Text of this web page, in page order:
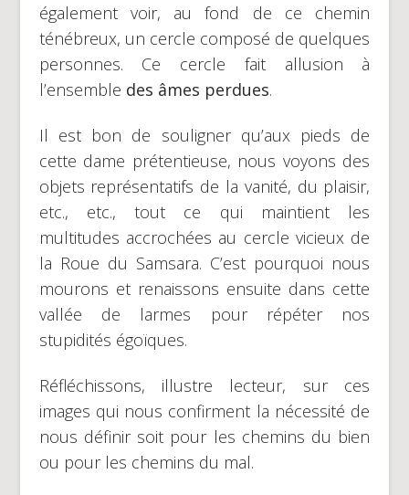
également voir, au fond de ce chemin
ténébreux, un cercle composé de quelques
personnes. Ce cercle fait allusion à
l’ensemble des âmes perdues.
Il est bon de souligner qu’aux pieds de
cette dame prétentieuse, nous voyons des
objets représentatifs de la vanité, du plaisir,
etc., etc., tout ce qui maintient les
multitudes accrochées au cercle vicieux de
la Roue du Samsara. C’est pourquoi nous
mourons et renaissons ensuite dans cette
vallée de larmes pour répéter nos
stupidités égoïques.
Réfléchissons, illustre lecteur, sur ces
images qui nous confirment la nécessité de
nous définir soit pour les chemins du bien
ou pour les chemins du mal.